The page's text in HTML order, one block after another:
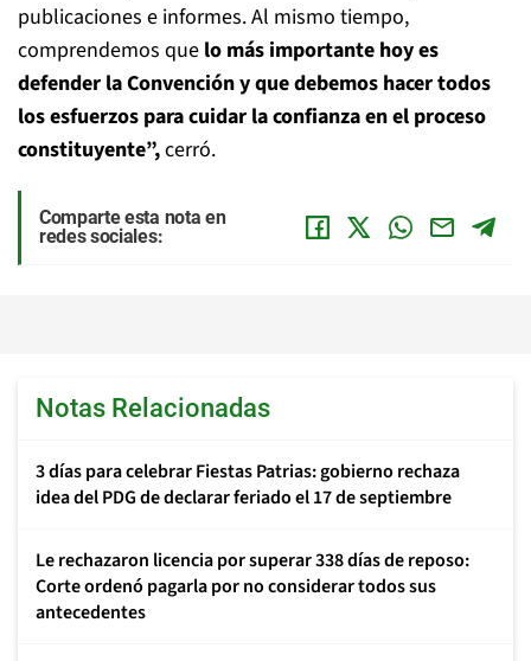
publicaciones e informes. Al mismo tiempo,
comprendemos que lo más importante hoy es
defender la Convención y que debemos hacer todos
los esfuerzos para cuidar la confianza en el proceso
constituyente”,cerró.
Comparte esta nota en
redes sociales:
Notas Relacionadas
3 días para celebrar Fiestas Patrias: gobierno rechaza
idea del PDG de declarar feriado el 17 de septiembre
Le rechazaron licencia por superar 338 días de reposo:
Corte ordenó pagarla por no considerar todos sus
antecedentes